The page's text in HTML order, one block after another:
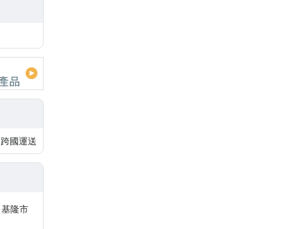
跨國運送
基隆市